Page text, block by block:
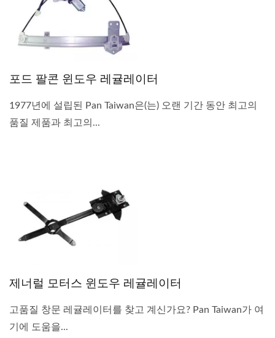
포드 팔콘 윈도우 레귤레이터
1977년에 설립된 Pan Taiwan은(는) 오랜 기간 동안 최고의
품질 제품과 최고의...
제너럴 모터스 윈도우 레귤레이터
고품질 창문 레귤레이터를 찾고 계신가요? Pan Taiwan가 여
기에 도움을...